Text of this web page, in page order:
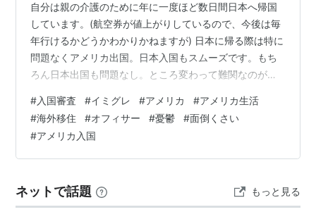
自分は親の介護のために年に一度ほど数日間日本へ帰国
しています。(航空券が値上がりしているので、今後は毎
年行けるかどうかわかりかねますが) 日本に帰る際は特に
問題なくアメリカ出国。日本入国もスムーズです。もち
ろん日本出国も問題なし。ところ変わって難関なのがア
ションで大混雑。遊園地のアトラクション並みに並びま
す。1時間〜2時間はザラです。ここで市民権持ってる人
か、永住権持ってる人か、または短期滞在ビザ(エスタは
ココ)持ってる人か、で列に振り分けられます。あとはグ
連れの子供などは順番待ちに飽きて床で寝…
#入国審査 #イミグレ #アメリカ #アメリカ生活
#海外移住 #オフィサー #憂鬱 #面倒くさい
#アメリカ入国
ネットで話題 もっと見る